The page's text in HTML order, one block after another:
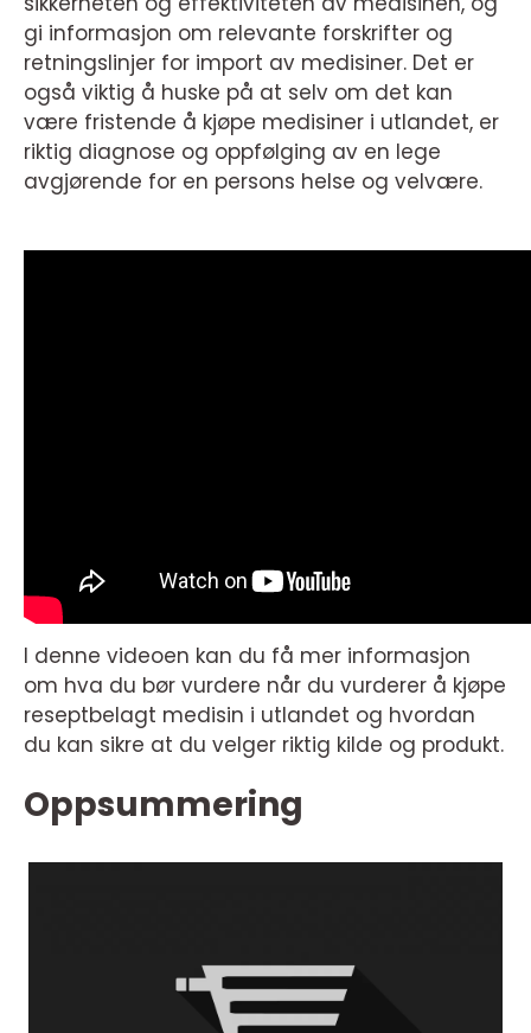
gi informasjon om relevante forskrifter og
retningslinjer for import av medisiner. Det er
også viktig å huske på at selv om det kan
være fristende å kjøpe medisiner i utlandet, er
riktig diagnose og oppfølging av en lege
avgjørende for en persons helse og velvære.
I denne videoen kan du få mer informasjon
om hva du bør vurdere når du vurderer å kjøpe
reseptbelagt medisin i utlandet og hvordan
du kan sikre at du velger riktig kilde og produkt.
Oppsummering